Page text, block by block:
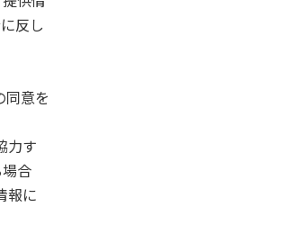
反し
同意を
力す
合
報に